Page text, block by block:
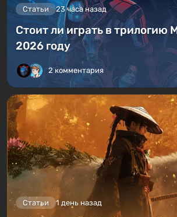
Статьи 23 часа назад
Стоит ли играть в трилогию
2026 году
2 комментария
Статьи 1 день назад